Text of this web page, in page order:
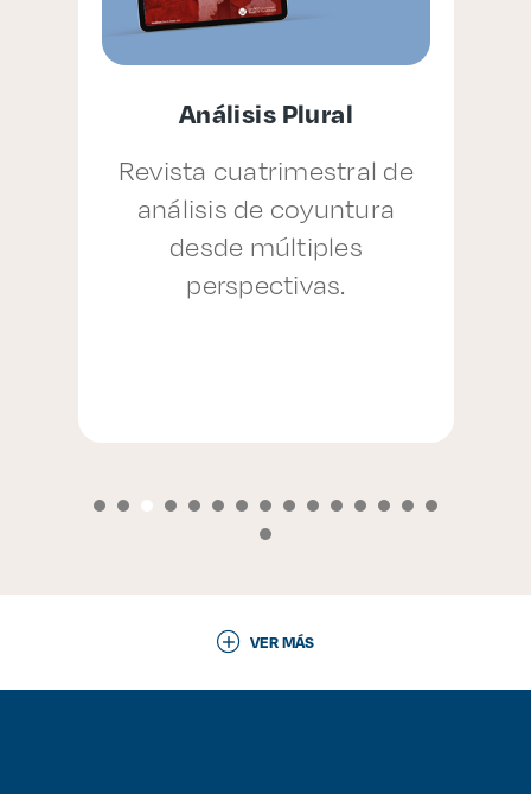
Análisis Plural
Revista cuatrimestral de
análisis de coyuntura
desde múltiples
perspectivas.
VER MÁS